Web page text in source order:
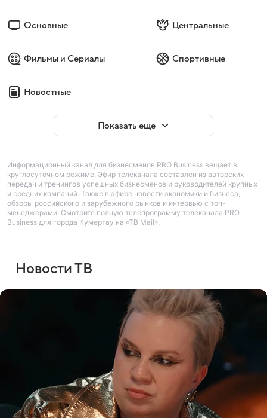
Основные Центральные
Фильмы и Сериалы Спортивные
Новостные
Показать еще
Информационный канал для бизнесменов PRO Business вещает в
круглосуточном режиме. Эфир телеканала составлен из авторских
передач и тренингов успешных бизнесменов и руководителей крупных
и средних компаний. Также в эфире новости экономики и бизнеса,
обзоры российского и зарубежного рынков и интервью с топ-
менеджерами. Смотрите полную телепрограмму телеканала PRO
Business для города Кумертау на «ТВ Mail».
Новости ТВ